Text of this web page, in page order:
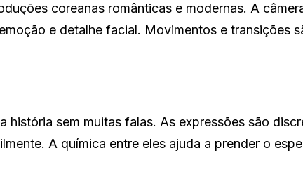
coreanas românticas e modernas. A
e detalhe facial. Movimentos e transições
história sem muitas falas. As expressões são
A química entre eles ajuda a prender o